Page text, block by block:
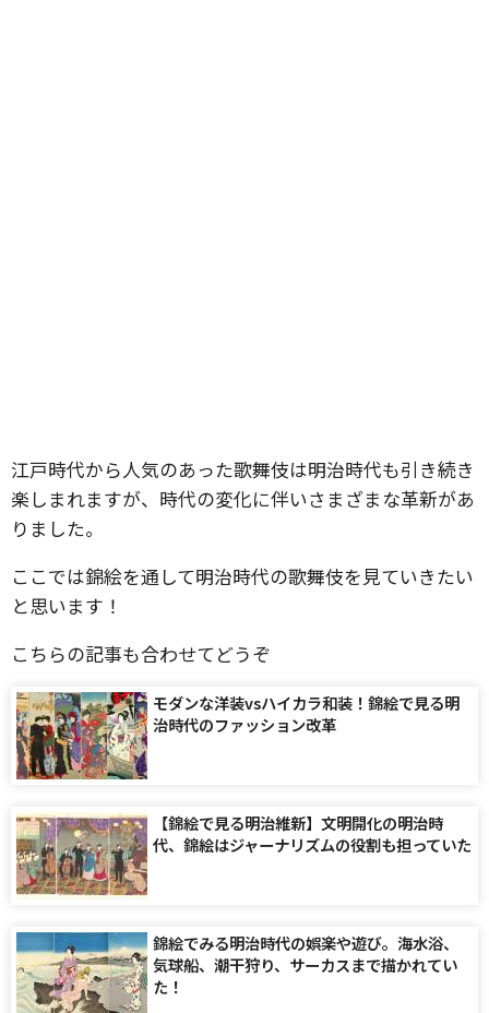
江戸時代から人気のあった歌舞伎は明治時代も引き続き
楽しまれますが、時代の変化に伴いさまざまな革新があ
りました。
ここでは錦絵を通して明治時代の歌舞伎を見ていきたい
と思います！
こちらの記事も合わせてどうぞ
モダンな洋装vsハイカラ和装！錦絵で見る明
治時代のファッション改革
【錦絵で見る明治維新】文明開化の明治時
代、錦絵はジャーナリズムの役割も担っていた
錦絵でみる明治時代の娯楽や遊び。海水浴、
気球船、潮干狩り、サーカスまで描かれてい
た！